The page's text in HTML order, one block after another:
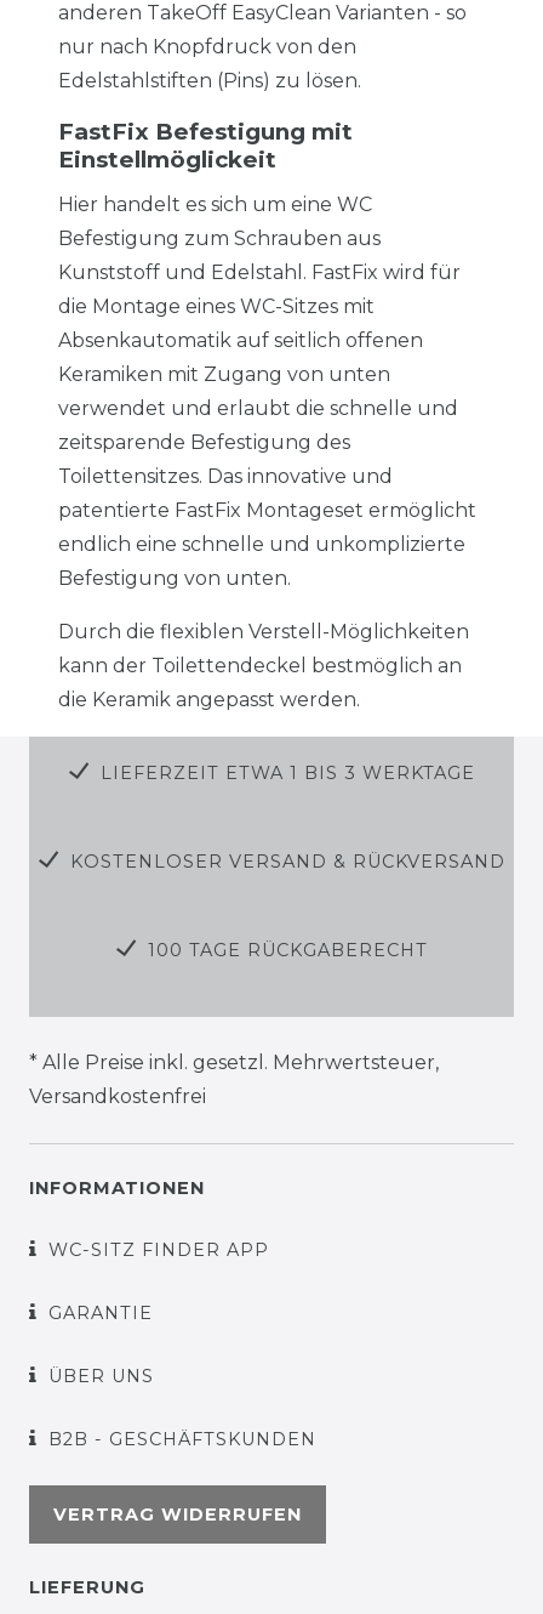
anderen TakeOff EasyClean Varianten - so
nur nach Knopfdruck von den
Edelstahlstiften (Pins) zu lösen.
FastFix Befestigung mit
Einstellmöglickeit
Hier handelt es sich um eine WC
Befestigung zum Schrauben aus
Kunststoff und Edelstahl. FastFix wird für
die Montage eines WC-Sitzes mit
Absenkautomatik auf seitlich offenen
Keramiken mit Zugang von unten
verwendet und erlaubt die schnelle und
zeitsparende Befestigung des
Toilettensitzes. Das innovative und
patentierte FastFix Montageset ermöglicht
endlich eine schnelle und unkomplizierte
Befestigung von unten.
Durch die flexiblen Verstell-Möglichkeiten
kann der Toilettendeckel bestmöglich an
die Keramik angepasst werden.
LIEFERZEIT ETWA 1 BIS 3 WERKTAGE
KOSTENLOSER VERSAND & RÜCKVERSAND
100 TAGE RÜCKGABERECHT
* Alle Preise inkl. gesetzl. Mehrwertsteuer,
Versandkostenfrei
INFORMATIONEN
WC-SITZ FINDER APP
GARANTIE
ÜBER UNS
B2B - GESCHÄFTSKUNDEN
VERTRAG WIDERRUFEN
LIEFERUNG